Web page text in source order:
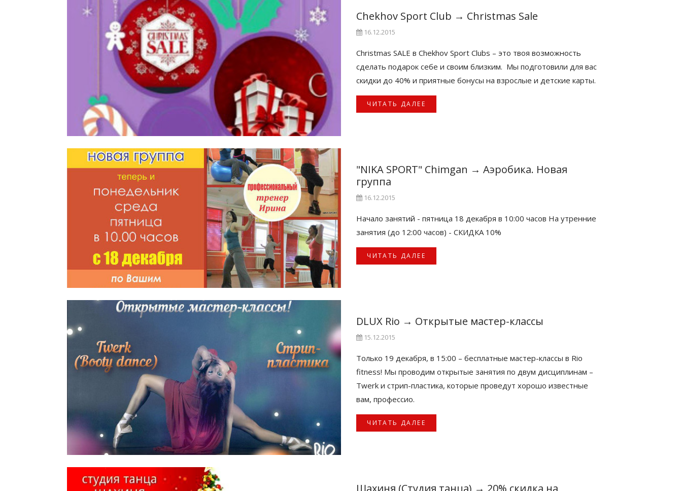
Chekhov Sport Club → Christmas Sale
16.12.2015
Christmas SALE в Chekhov Sport Clubs – это твоя возможность
сделать подарок себе и своим близким. Мы подготовили для вас
скидки до 40% и приятные бонусы на взрослые и детские карты.
ЧИТАТЬ ДАЛЕЕ
"NIKA SPORT" Chimgan → Аэробика. Новая
группа
16.12.2015
Начало занятий - пятница 18 декабря в 10:00 часов На утренние
занятия (до 12:00 часов) - СКИДКА 10%
ЧИТАТЬ ДАЛЕЕ
DLUX Rio → Открытые мастер-классы
15.12.2015
Только 19 декабря, в 15:00 – бесплатные мастер-классы в Rio
fitness! Мы проводим открытые занятия по двум дисциплинам –
Twerk и стрип-пластика, которые проведут хорошо известные
вам, профессио.
ЧИТАТЬ ДАЛЕЕ
Шахиня (Студия танца) → 20% скидка на